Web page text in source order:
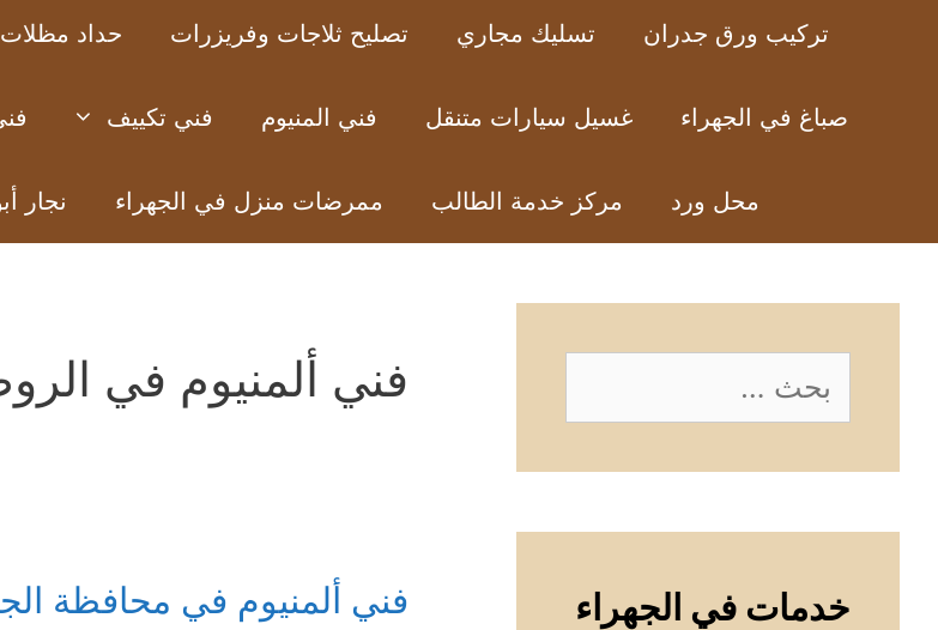
تركيب ورق جدران تسليك مجاري تصليح ثلاجات وفريزرات حداد مظلات
صباغ في الجهراء غسيل سيارات متنقل فني المنيوم فني تكييف
محل ورد مركز خدمة الطالب ممرضات منزل في الجهراء نجار
فني ألمنيوم في
فني ألمنيوم في محافظة
البحث
عن:
خدمات في الجهراء